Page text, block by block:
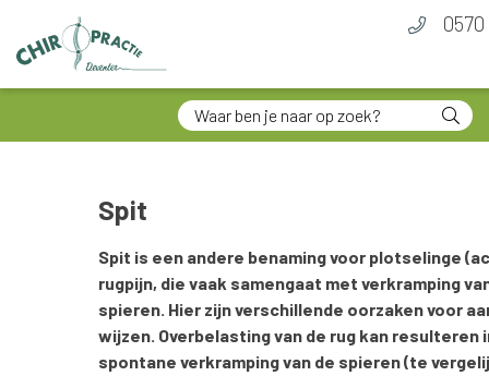
0570
Spit
Spit is een andere benaming voor plotselinge
rugpijn, die vaak samengaat met verkramping
spieren. Hier zijn verschillende oorzaken voor
wijzen. Overbelasting van de rug kan resulteren
spontane verkramping van de spieren (te